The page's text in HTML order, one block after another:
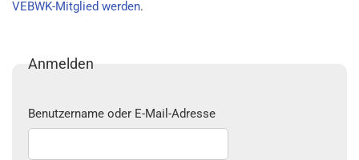
VEBWK-Mitglied werden.
Anmelden
Benutzername oder E-Mail-Adresse